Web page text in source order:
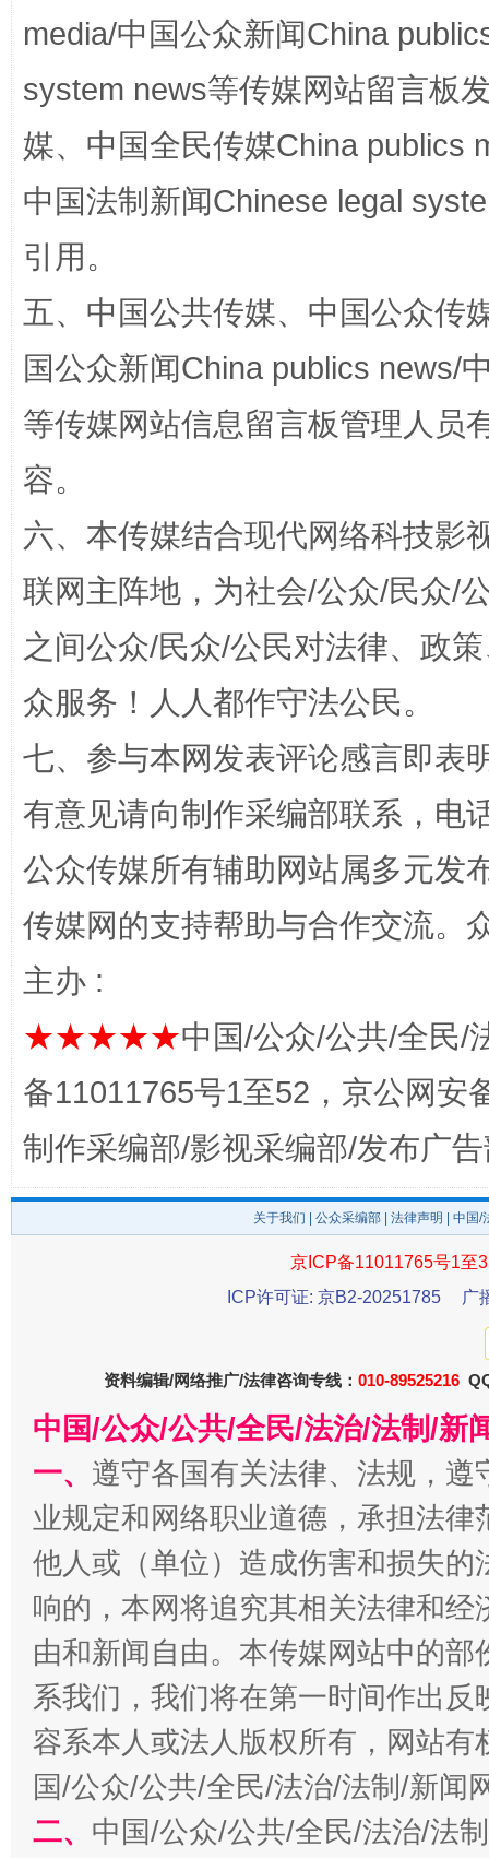
“蜀中异人”王建安的艺术幻境
完善运行机制助力责任有效落实 一纸欠
东山县通报“牛蛙产品抗生素超标问题” 法
千年窑火 生生不息 一
揭开“小金库”的免责幌子
media/中国公众新闻China
system news等传媒网站留言板
媒、中国全民传媒China publics
中国法制新闻Chinese legal
引用。
五、中国公共传媒、中国公众传
国公众新闻China publics news/
等传媒网站信息留言板管理人员
容。
六、本传媒结合现代网络科技影
联网主阵地，为社会/公众/民众/
之间公众/民众/公民对法律、政
众服务！人人都作守法公民。
七、参与本网发表评论感言即表
有意见请向制作采编部联系，电
公众传媒所有辅助网站属多元发
传媒网的支持帮助与合作交流。
主办 :
★★★★★中国/公众/公共/全民/
备11011765号1至52，京公网安
制作采编部/影视采编部/发布广
关于我们 公众采编部 法律声明 | 中国
京ICP备11011765号1至
ICP许可证: 京B2-20251785
广
资料编辑/网络推广/法律咨询专线： 010-89525216
中国/公众/公共/全民/法治/法制/新
一、 遵守各国有关法律、法规，
业规定和网络职业道德，承担法
他人或（单位）造成伤害和损失
响的，本网将追究其相关法律和
由和新闻自由。本传媒网站中的
系我们，我们将在第一时间作出
容系本人或法人版权所有，网站
国/公众/公共/全民/法治/法制/新闻
二、 中国/公众/公共/全民/法治/法